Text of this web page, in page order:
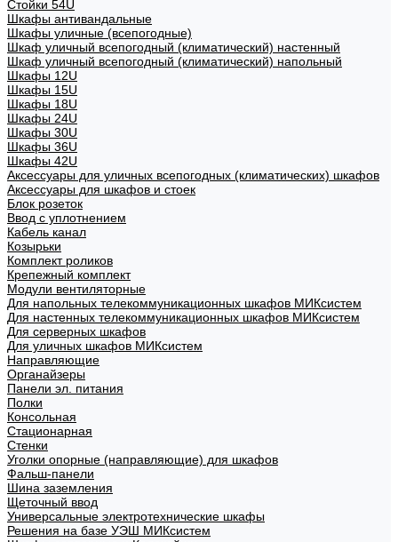
Стойки 54U
Шкафы антивандальные
Шкафы уличные (всепогодные)
Шкаф уличный всепогодный (климатический) настенный
Шкаф уличный всепогодный (климатический) напольный
Шкафы 12U
Шкафы 15U
Шкафы 18U
Шкафы 24U
Шкафы 30U
Шкафы 36U
Шкафы 42U
Аксессуары для уличных всепогодных (климатических) шкафов
Аксессуары для шкафов и стоек
Блок розеток
Ввод с уплотнением
Кабель канал
Козырьки
Комплект роликов
Крепежный комплект
Модули вентиляторные
Для напольных телекоммуникационных шкафов МИКсистем
Для настенных телекоммуникационных шкафов МИКсистем
Для серверных шкафов
Для уличных шкафов МИКсистем
Направляющие
Органайзеры
Панели эл. питания
Полки
Консольная
Стационарная
Стенки
Уголки опорные (направляющие) для шкафов
Фальш-панели
Шина заземления
Щеточный ввод
Универсальные электротехнические шкафы
Решения на базе УЭШ МИКсистем